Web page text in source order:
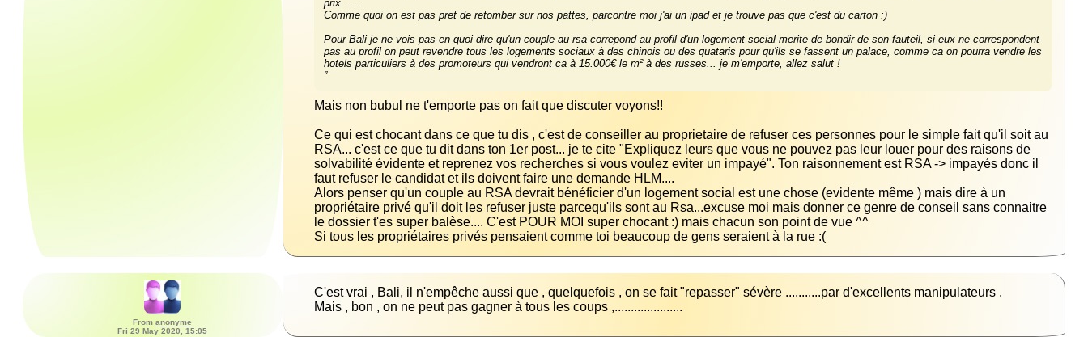
Pour Bali je ne vois pas en quoi dire qu'un couple au rsa correpond au profil d'un logement social merite de bondir de son fauteil, si eux ne correspondent
pas au profil on peut revendre tous les logements sociaux à des chinois ou des quataris pour qu'ils se fassent un palace, comme ca on pourra vendre les
hotels particuliers à des promoteurs qui vendront ca à 15.000€ le m² à des russes... je m'emporte, allez salut !
”
Ce qui est chocant dans ce que tu dis , c'est de conseiller au proprietaire de refuser ces personnes pour le simple fait qu'il soit au
RSA... c'est ce que tu dit dans ton 1er post... je te cite "Expliquez leurs que vous ne pouvez pas leur louer pour des raisons de
solvabilité évidente et reprenez vos recherches si vous voulez eviter un impayé". Ton raisonnement est RSA -> impayés donc il
Alors penser qu'un couple au RSA devrait bénéficier d'un logement social est une chose (evidente même ) mais dire à un
propriétaire privé qu'il doit les refuser juste parcequ'ils sont au Rsa...excuse moi mais donner ce genre de conseil sans connaitre
Si tous les propriétaires privés pensaient comme toi beaucoup de gens seraient à la rue :(
From anonyme
Fri 29 May 2020, 15:05
Mais , bon , on ne peut pas gagner à tous les coups ,.....................